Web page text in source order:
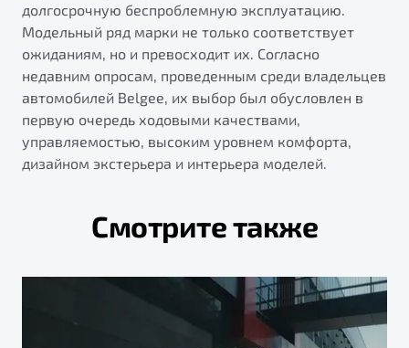
долгосрочную беспроблемную эксплуатацию.
Модельный ряд марки не только соответствует
ожиданиям, но и превосходит их. Согласно
недавним опросам, проведенным среди владельцев
автомобилей Belgee, их выбор был обусловлен в
первую очередь ходовыми качествами,
управляемостью, высоким уровнем комфорта,
дизайном экстерьера и интерьера моделей.
Смотрите также